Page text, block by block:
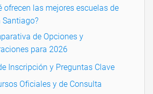
ofrecen las mejores escuelas de
de Opciones y
para 2026
Inscripción y Preguntas Clave
Oficiales y de Consulta